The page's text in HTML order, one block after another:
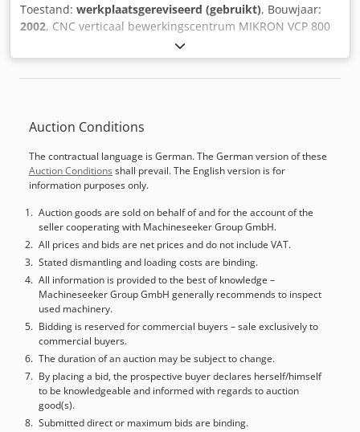
Toestand: werkplaatsgereviseerd (gebruikt), Bouwjaar:
2002, CNC verticaal bewerkingscentrum MIKRON VCP 800
W Met Heidenhain iTNC 530 contourbesturing Bouwjaar:
2002 Verplaatsingspaden: X 800 Y 650 Z 500
Toerentalbereik: 0 - 20.000 tpm traploos Met de volgende
magazijnsleuven (HSK 63) Volledig beschermde cabine met
Gereedschapsmeting in het werkgebied ( BLUM laser ) 3 D
meettaster infrarood Renishaw Spanentransporteur
Koelvloeistof unit Csdpfx Aoviq U Eommjha 4 stuks In
hoogte verstelbare machineschoenen
Bedieningsinstructies
Auction Conditions
The contractual language is German. The German version of these
Auction Conditions shall prevail. The English version is for
information purposes only.
Auction goods are sold on behalf of and for the account of the
seller cooperating with Machineseeker Group GmbH.
All prices and bids are net prices and do not include VAT.
Stated dismantling and loading costs are binding.
All information is provided to the best of knowledge –
Machineseeker Group GmbH generally recommends to inspect
used machinery.
Bidding is reserved for commercial buyers – sale exclusively to
commercial buyers.
The duration of an auction may be subject to change.
By placing a bid, the prospective buyer declares herself/himself
to be knowledgeable and informed with regards to auction
good(s).
Submitted direct or maximum bids are binding.